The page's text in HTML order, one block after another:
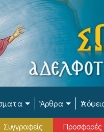
Ἄρθρα
Συγγραφείς Προσφορές